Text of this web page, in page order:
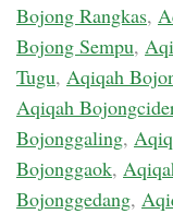
Bojong Rangkas,
Bojong Sempu,
Tugu, Aqiqah
Aqiqah
Bojonggaling,
Bojonggaok,
Bojonggedang,